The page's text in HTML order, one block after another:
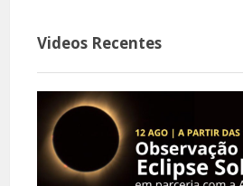
Videos Recentes